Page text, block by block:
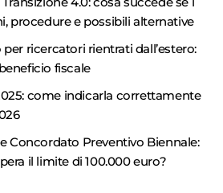
procedure e possibili alternative
ricercatori rientrati dall’estero:
fiscale
come indicarla correttamente
Concordato Preventivo Biennale:
il limite di 100.000 euro?